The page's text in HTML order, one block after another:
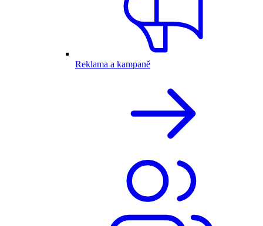
Reklama a kampaně